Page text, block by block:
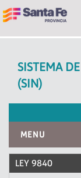
SISTEMA
(SIN)
MENU
INICIO
LEY 9840